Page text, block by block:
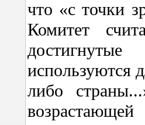
что «с точки
Комитет
используются
либо